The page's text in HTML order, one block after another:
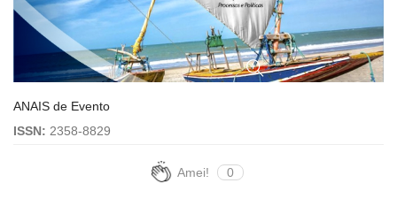
ANAIS de Evento
ISSN: 2358-8829
Amei! 0